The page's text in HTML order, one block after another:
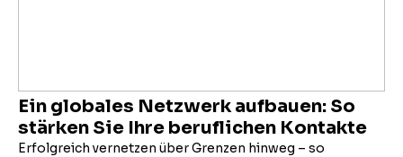
Ein globales Netzwerk aufbauen: So
stärken Sie Ihre beruflichen Kontakte
Erfolgreich vernetzen über Grenzen hinweg – so